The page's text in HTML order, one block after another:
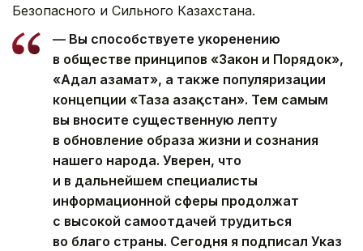
Безопасного и Сильного Казахстана.
— Вы способствуете укоренению
в обществе принципов «Закон и Порядок»,
«Адал азамат», а также популяризации
концепции «Таза Қазақстан». Тем самым
вы вносите существенную лепту
в обновление образа жизни и сознания
нашего народа. Уверен, что
и в дальнейшем специалисты
информационной сферы продолжат
с высокой самоотдачей трудиться
во благо страны. Сегодня я подписал Указ